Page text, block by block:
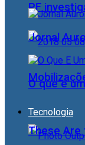
PF
Tecnologia
Jornal
O que é
These Are